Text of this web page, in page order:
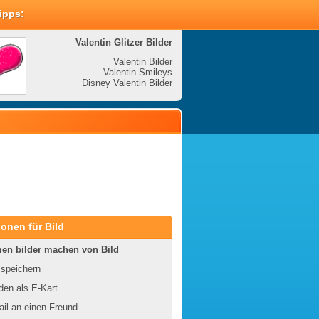
Valentin Glitzer Bilder
Valentin Bilder
Valentin Smileys
Disney Valentin Bilder
für Bild
bilder machen von Bild
als E-Kart
an einen Freund